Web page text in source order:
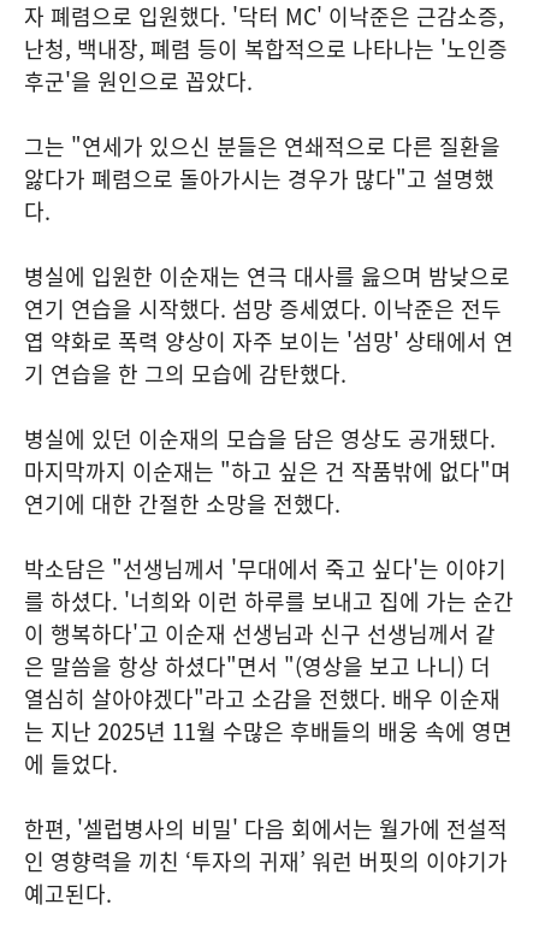
자 폐렴으로 입원했다. '닥터 MC' 이낙준은 근감소증,
난청, 백내장, 폐렴 등이 복합적으로 나타나는 '노인증
후군'을 원인으로 꼽았다.
그는 "연세가 있으신 분들은 연쇄적으로 다른 질환을
앓다가 폐렴으로 돌아가시는 경우가 많다"고 설명했
다.
병실에 입원한 이순재는 연극 대사를 읊으며 밤낮으로
연기 연습을 시작했다. 섬망 증세였다. 이낙준은 전두
엽 약화로 폭력 양상이 자주 보이는 '섬망' 상태에서 연
기 연습을 한 그의 모습에 감탄했다.
병실에 있던 이순재의 모습을 담은 영상도 공개됐다.
마지막까지 이순재는 "하고 싶은 건 작품밖에 없다"며
연기에 대한 간절한 소망을 전했다.
박소담은 "선생님께서 '무대에서 죽고 싶다'는 이야기
를 하셨다. '너희와 이런 하루를 보내고 집에 가는 순간
이 행복하다'고 이순재 선생님과 신구 선생님께서 같
은 말씀을 항상 하셨다"면서 "(영상을 보고 나니) 더
열심히 살아야겠다"라고 소감을 전했다. 배우 이순재
는 지난 2025년 11월 수많은 후배들의 배웅 속에 영면
에 들었다.
한편, '셀럽병사의 비밀' 다음 회에서는 월가에 전설적
인 영향력을 끼친 ‘투자의 귀재’ 워런 버핏의 이야기가
예고된다.